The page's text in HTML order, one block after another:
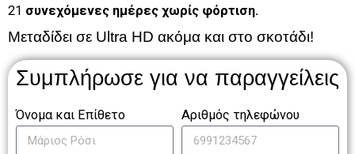
21 συνεχόμενες ημέρες χωρίς φόρτιση.
Μεταδίδει σε Ultra HD ακόμα και στο σκοτάδι!
Συμπλήρωσε για να παραγγείλεις
Όνομα και Επίθετο Αριθμός τηλεφώνου